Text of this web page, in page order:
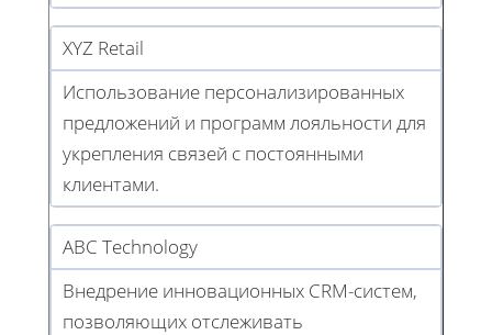
XYZ Retail
Использование персонализированных
предложений и программ лояльности для
укрепления связей с постоянными
клиентами.
ABC Technology
Внедрение инновационных CRM-систем,
позволяющих отслеживать